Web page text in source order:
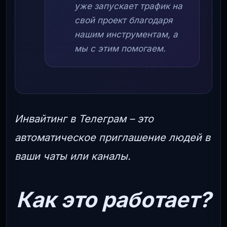
уже запускает трафик на
свой проект благодаря
нашим инструментам, а
мы с этим помогаем.
Инвайтинг в Телеграм – это
автоматическое приглашение людей в
ваши чаты или каналы.
Как это работает?